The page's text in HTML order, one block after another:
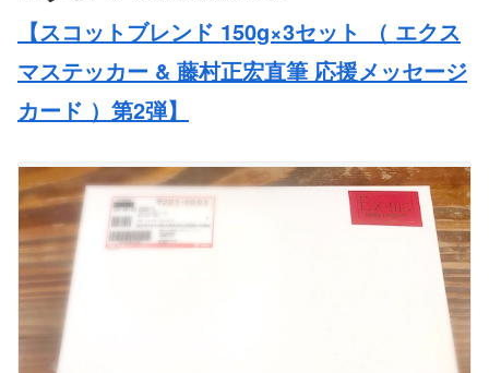
【スコットブレンド 150g×3セット （ エクス
マステッカー & 藤村正宏直筆 応援メッセージ
カード ）第2弾】